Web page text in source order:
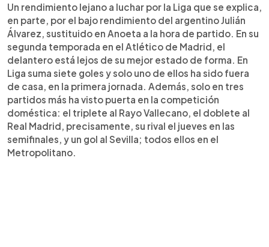
Un rendimiento lejano a luchar por la Liga que se explica,
en parte, por el bajo rendimiento del argentino Julián
Álvarez, sustituido en Anoeta a la hora de partido. En su
segunda temporada en el Atlético de Madrid, el
delantero está lejos de su mejor estado de forma. En
Liga suma siete goles y solo uno de ellos ha sido fuera
de casa, en la primera jornada. Además, solo en tres
partidos más ha visto puerta en la competición
doméstica: el triplete al Rayo Vallecano, el doblete al
Real Madrid, precisamente, su rival el jueves en las
semifinales, y un gol al Sevilla; todos ellos en el
Metropolitano.